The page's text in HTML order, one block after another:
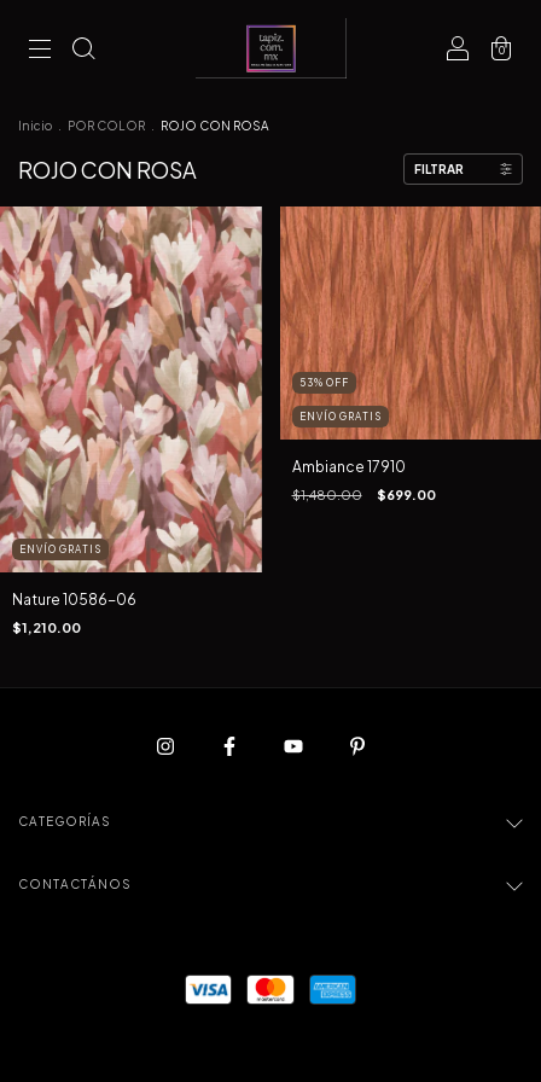
0
Inicio POR COLOR ROJO CON ROSA
ROJO CON ROSA FILTRAR
ENVÍO GRATIS
Nature 10586-06
$1,210.00
53% OFF
ENVÍO GRATIS
Ambiance 17910
$1,480.00 $699.00
CATEGORÍAS
CONTACTÁNOS